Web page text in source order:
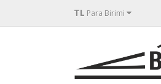
TL Para Birimi